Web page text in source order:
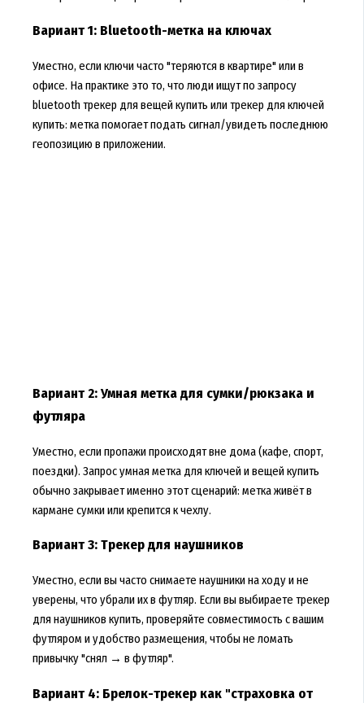
Вариант 1: Bluetooth-метка на ключах
Уместно, если ключи часто "теряются в квартире" или в
офисе. На практике это то, что люди ищут по запросу
bluetooth трекер для вещей купить или трекер для ключей
купить: метка помогает подать сигнал/увидеть последнюю
геопозицию в приложении.
Вариант 2: Умная метка для сумки/рюкзака и
футляра
Уместно, если пропажи происходят вне дома (кафе, спорт,
поездки). Запрос умная метка для ключей и вещей купить
обычно закрывает именно этот сценарий: метка живёт в
кармане сумки или крепится к чехлу.
Вариант 3: Трекер для наушников
Уместно, если вы часто снимаете наушники на ходу и не
уверены, что убрали их в футляр. Если вы выбираете трекер
для наушников купить, проверяйте совместимость с вашим
футляром и удобство размещения, чтобы не ломать
привычку "снял → в футляр".
Вариант 4: Брелок-трекер как "страховка от